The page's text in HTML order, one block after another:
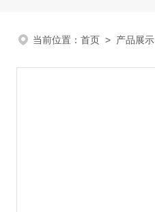
当前位置： 首页 > 产品展示